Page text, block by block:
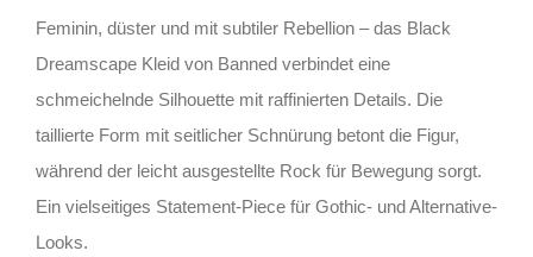
Feminin, düster und mit subtiler Rebellion – das Black
Dreamscape Kleid von Banned verbindet eine
schmeichelnde Silhouette mit raffinierten Details. Die
taillierte Form mit seitlicher Schnürung betont die Figur,
während der leicht ausgestellte Rock für Bewegung sorgt.
Ein vielseitiges Statement-Piece für Gothic- und Alternative-
Looks.